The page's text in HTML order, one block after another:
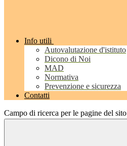
Info utili
Autovalutazione d'istituto
Dicono di Noi
MAD
Normativa
Prevenzione e sicurezza
Contatti
Campo di ricerca per le pagine del sito